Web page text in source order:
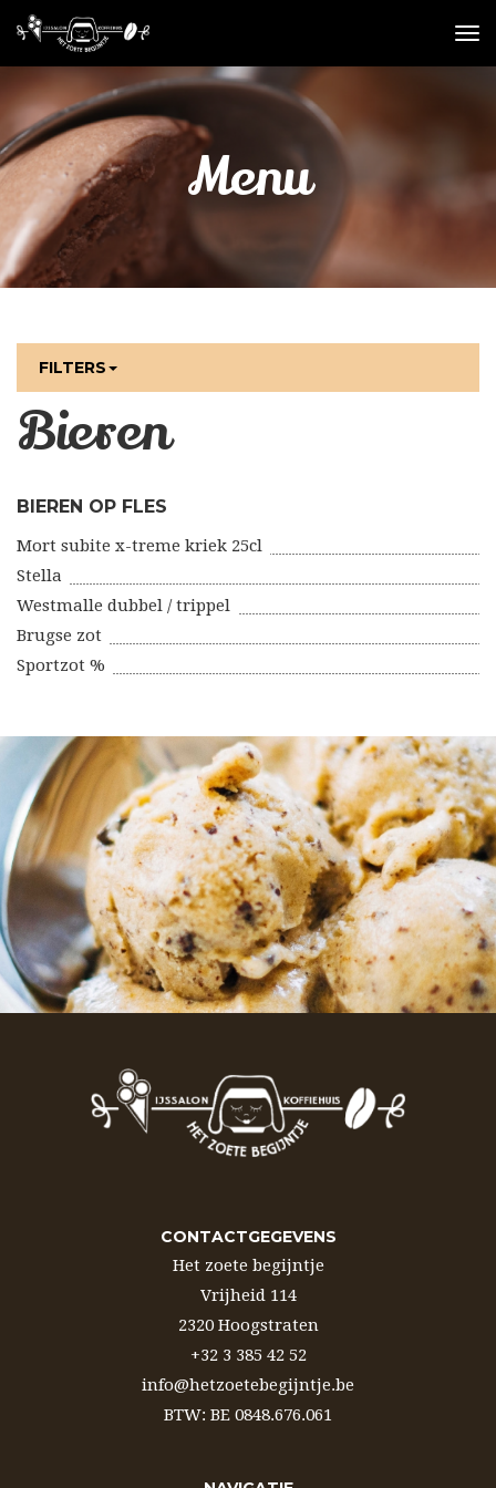
Menu
FILTERS
Bieren
BIEREN OP FLES
Mort subite x-treme kriek 25cl
Stella
Westmalle dubbel / trippel
Brugse zot
Sportzot %
CONTACTGEGEVENS
Het zoete begijntje
Vrijheid 114
2320 Hoogstraten
+32 3 385 42 52
info@hetzoetebegijntje.be
BTW: BE 0848.676.061